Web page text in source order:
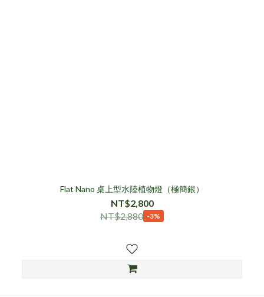
Flat Nano 桌上型水陸植物燈（極簡銀）
NT$2,800
NT$2,880 -3%